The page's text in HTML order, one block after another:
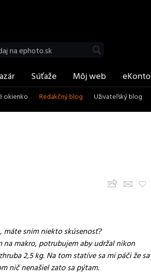
okienko Redakčný blog Uživateľský blog
Súťaže Môj web eKonto
Upozorni priateľov
Pridaj k obľúbeným
, máte snim niekto skúsenosť?
makro, potrubujem aby udržal nikon
2,5 kg. Na tom statíve sa mi páči že sa
nič nenašiel zato sa pýtam.